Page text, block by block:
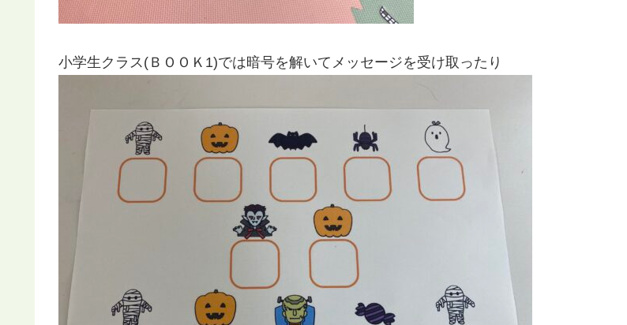
小学生クラス(ＢＯＯＫ1)では暗号を解いてメッセージを受け取ったり